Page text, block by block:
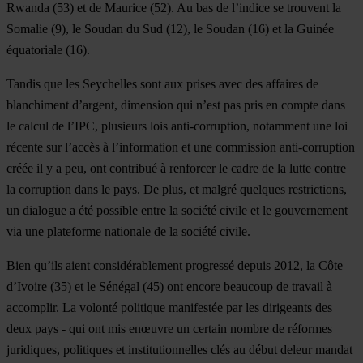
Rwanda (53) et de Maurice (52). Au bas de l’indice se trouvent la
Somalie (9), le Soudan du Sud (12), le Soudan (16) et la Guinée
équatoriale (16).
Tandis que les Seychelles sont aux prises avec des affaires de
blanchiment d’argent, dimension qui n’est pas pris en compte dans
le calcul de l’IPC, plusieurs lois anti-corruption, notamment une loi
récente sur l’accès à l’information et une commission anti-corruption
créée il y a peu, ont contribué à renforcer le cadre de la lutte contre
la corruption dans le pays. De plus, et malgré quelques restrictions,
un dialogue a été possible entre la société civile et le gouvernement
via une plateforme nationale de la société civile.
Bien qu’ils aient considérablement progressé depuis 2012, la Côte
d’Ivoire (35) et le Sénégal (45) ont encore beaucoup de travail à
accomplir. La volonté politique manifestée par les dirigeants des
deux pays - qui ont mis enœuvre un certain nombre de réformes
juridiques, politiques et institutionnelles clés au début deleur mandat